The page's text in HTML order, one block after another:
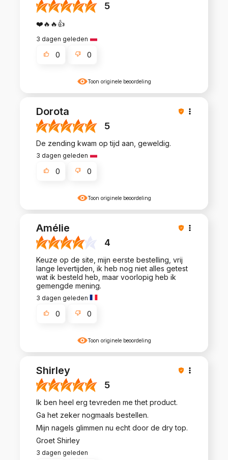
Toon originele beoordeling
5
❤️🔥🔥👍️
3 dagen geleden
0 0
Toon originele beoordeling
Dorota
5
De zending kwam op tijd aan, geweldig.
3 dagen geleden
0 0
Toon originele beoordeling
Amélie
4
Keuze op de site, mijn eerste bestelling, vrij
lange levertijden, ik heb nog niet alles getest
wat ik besteld heb, maar voorlopig heb ik
gemengde mening.
3 dagen geleden
0 0
Shirley
5
Ik ben heel erg tevreden me thet product.
Ga het zeker nogmaals bestellen.
Mijn nagels glimmen nu echt door de dry top.
Groet Shirley
3 dagen geleden